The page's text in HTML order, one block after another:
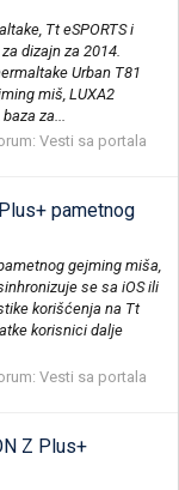
Tt eSPORTS i
dizajn za 2014.
Urban T81
miš, LUXA2
za...
Vesti sa portala
pametnog
gejming miša,
se sa iOS ili
korišćenja na Tt
korisnici dalje
Vesti sa portala
Z Plus+